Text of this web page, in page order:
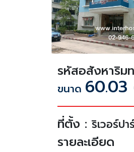
รหัสอสังหาริ
ขนาด 60.03
ที่ตั้ง : ริเวอร์ป
รายละเอียด